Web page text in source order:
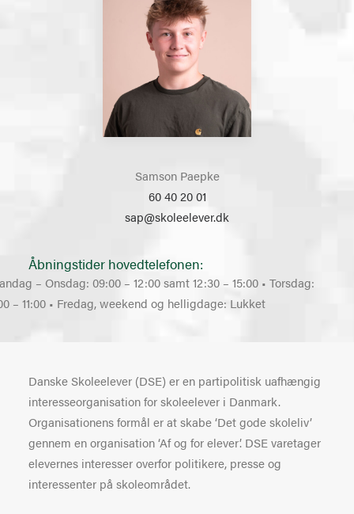
Samson Paepke
60 40 20 01
sap@skoleelever.dk
Åbningstider hovedtelefonen:
– Onsdag: 09:00 – 12:00 samt 12:30 – 15:00 • Torsdag:
– 11:00 • Fredag, weekend og helligdage: Lukket
Danske Skoleelever (DSE) er en partipolitisk uafhængig
interesseorganisation for skoleelever i Danmark.
Organisationens formål er at skabe ‘Det gode skoleliv’
gennem en organisation ‘Af og for elever’. DSE varetager
elevernes interesser overfor politikere, presse og
interessenter på skoleområdet.